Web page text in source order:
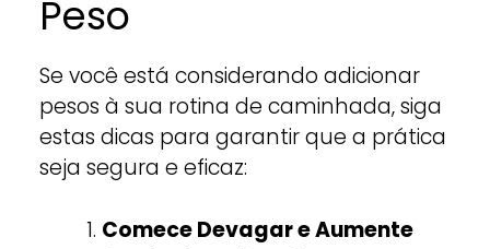
Peso
Se você está considerando adicionar
pesos à sua rotina de caminhada, siga
estas dicas para garantir que a prática
seja segura e eficaz:
Comece Devagar e Aumente